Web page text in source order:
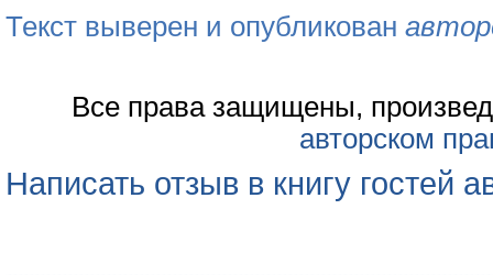
Текст выверен и опубликован
Все права защищены,
авторском
Написать отзыв в книгу гостей